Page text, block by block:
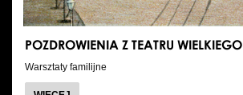
POZDROWIENIA Z TEATRU WIELKIEGO
Warsztaty familijne